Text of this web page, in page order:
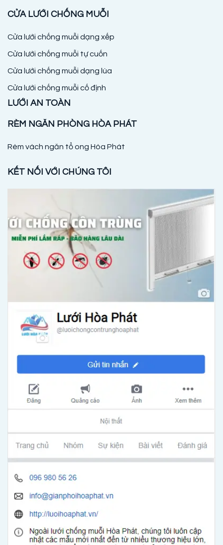
CỬA LƯỚI CHỐNG MUỖI
Cửa lưới chống muỗi dạng xếp
Cửa lưới chống muỗi tự cuốn
Cửa lưới chống muỗi dạng lùa
Cửa lưới chống muỗi cố định
LƯỚI AN TOÀN
RÈM NGĂN PHÒNG HÒA PHÁT
Rèm vách ngăn tổ ong Hòa Phát
KẾT NỐI VỚI CHÚNG TÔI